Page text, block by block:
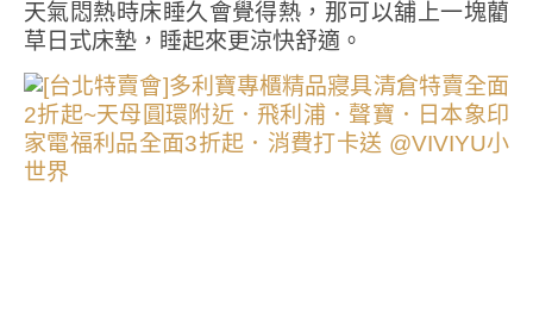
天氣悶熱時床睡久會覺得熱，那可以舖上一塊藺
草日式床墊，睡起來更涼快舒適。